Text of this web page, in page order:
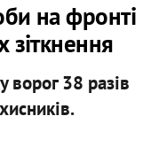
на фронті
зіткнення
38 разів